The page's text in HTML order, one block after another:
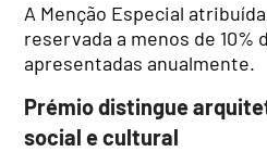
A Menção Especial
reservada a menos de 10%
apresentadas anualmente.
Prémio distingue
social e cultural